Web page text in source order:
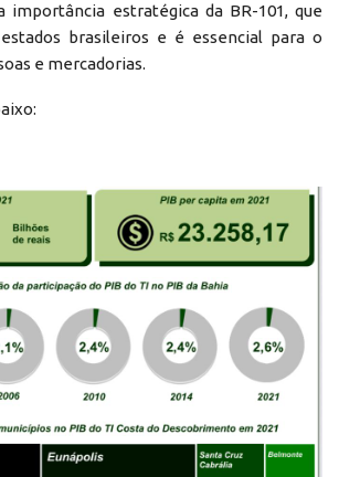
importância estratégica da BR-101, que
brasileiros e é essencial para o
e mercadorias.